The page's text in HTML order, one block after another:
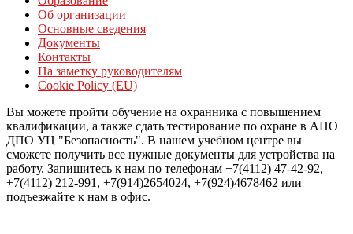
Об организации
Основные сведения
Документы
Контакты
На заметку руководителям
Cookie Policy (EU)
Вы можете пройти обучение на охранника с повышением
квалификации, а также сдать тестирование по охране в АНО
ДПО УЦ "Безопасность". В нашем учебном центре вы
сможете получить все нужные документы для устройства на
работу. Запишитесь к нам по телефонам +7(4112) 47-42-92,
+7(4112) 212-991, +7(914)2654024, +7(924)4678462 или
подъезжайте к нам в офис.